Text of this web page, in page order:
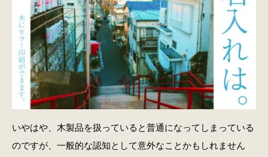
いやはや、木製品を扱っていると普通になってしまっている
のですが、一般的な認知として意外なことかもしれません